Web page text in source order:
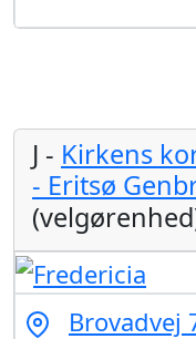
J - Kirkens
- Eritsø
Brovadvej